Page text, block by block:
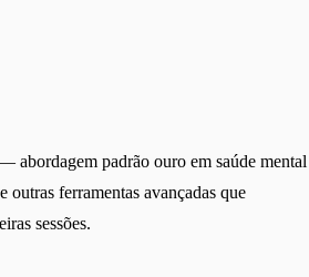
abordagem padrão ouro em saúde mental
ferramentas avançadas que
sessões.